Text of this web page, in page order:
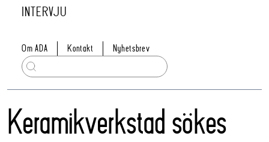
INTERVJU
Om ADA Kontakt Nyhetsbrev
Keramikverkstad sökes